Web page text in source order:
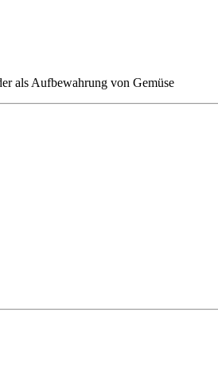
als Aufbewahrung von Gemüse